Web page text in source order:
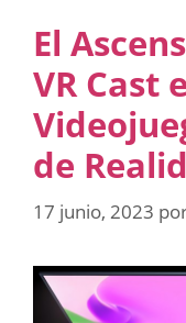
El
VR Cast
de
17 junio, 2023